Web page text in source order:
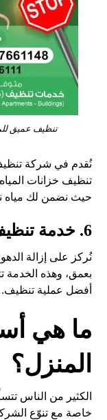
تنظيف عميق
نُقدم في شركة
تنظيف خزانات
حيث نضمن لك مياه
6. خدمة تنظيف المطابخ والحمامات
نُركز على إزالة
بعمق، وهذه الخدمة
أفضل عملية تنظيف.
ما هي
المنزل؟
الكثير من الناس
خاصة مع تنوّع